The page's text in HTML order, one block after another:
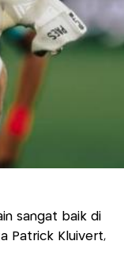
sangat baik di
Patrick Kluivert,